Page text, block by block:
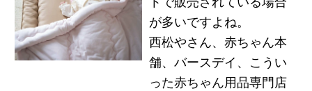
が多いですよね。
西松やさん、赤ちゃん本
舗、バースデイ、こうい
った赤ちゃん用品専門店